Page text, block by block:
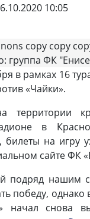
10:05
группа ФК
в рамках 16
«Чайки».
территории
в
билеты на игру
сайте ФК
подряд нашим
победу, однако
начал снова